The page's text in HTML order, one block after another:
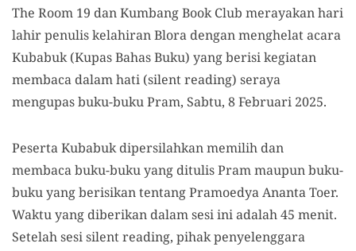
The Room 19 dan Kumbang Book Club merayakan hari
lahir penulis kelahiran Blora dengan menghelat acara
Kubabuk (Kupas Bahas Buku) yang berisi kegiatan
membaca dalam hati (silent reading) seraya
mengupas buku-buku Pram, Sabtu, 8 Februari 2025.
Peserta Kubabuk dipersilahkan memilih dan
membaca buku-buku yang ditulis Pram maupun buku-
buku yang berisikan tentang Pramoedya Ananta Toer.
Waktu yang diberikan dalam sesi ini adalah 45 menit.
Setelah sesi silent reading, pihak penyelenggara